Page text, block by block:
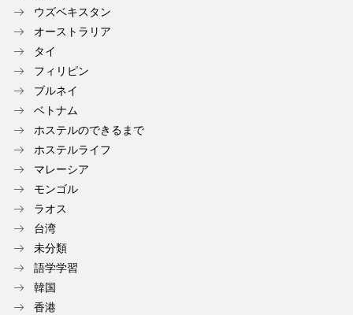
ウズベキスタン
オーストラリア
タイ
フィリピン
ブルネイ
ベトナム
ホステルのできるまで
ホステルライフ
マレーシア
モンゴル
ラオス
台湾
未分類
語学学習
韓国
香港